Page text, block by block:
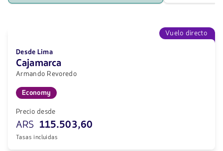
las
115503.6
Vuelo directo
Desde Lima
Cajamarca
Armando Revoredo
Economy
Precio desde
ARS 115.503,60
Tasas incluidas